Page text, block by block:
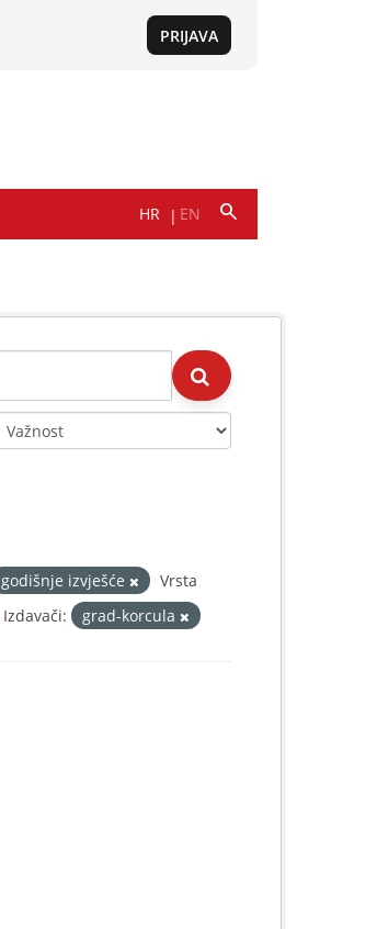
godišnje izvješće
Vrsta
Izdavači: grad-korcula